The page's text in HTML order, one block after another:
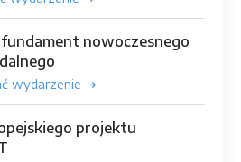
nowoczesnego
wydarzenie
projektu